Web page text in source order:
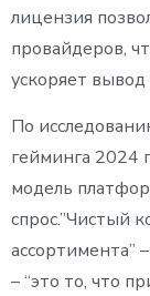
лицензия
провайдеров,
ускоряет
По
гейминга 2024
модель
спрос.”Чистый
ассортимента”
– “это то, что